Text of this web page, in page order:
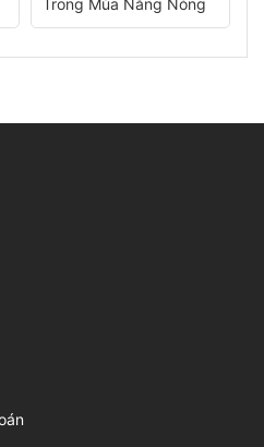
Trong Mùa Nắng Nóng